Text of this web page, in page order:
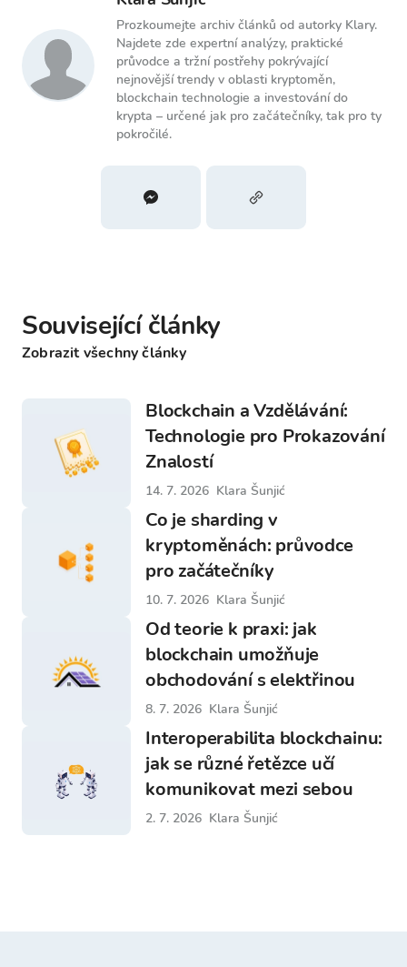
Prozkoumejte archiv článků od autorky Klary.
Najdete zde expertní analýzy, praktické
průvodce a tržní postřehy pokrývající
nejnovější trendy v oblasti kryptoměn,
blockchain technologie a investování do
krypta – určené jak pro začátečníky, tak pro ty
pokročilé.
Související články
Zobrazit všechny články
Blockchain a Vzdělávání:
Technologie pro Prokazování
Znalostí
14. 7. 2026 Klara Šunjić
Co je sharding v
kryptoměnách: průvodce
pro začátečníky
10. 7. 2026 Klara Šunjić
Od teorie k praxi: jak
blockchain umožňuje
obchodování s elektřinou
8. 7. 2026 Klara Šunjić
Interoperabilita blockchainu:
jak se různé řetězce učí
komunikovat mezi sebou
2. 7. 2026 Klara Šunjić